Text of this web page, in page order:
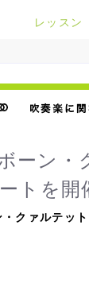
レッスン
ーン・
トを開
クァルテッ